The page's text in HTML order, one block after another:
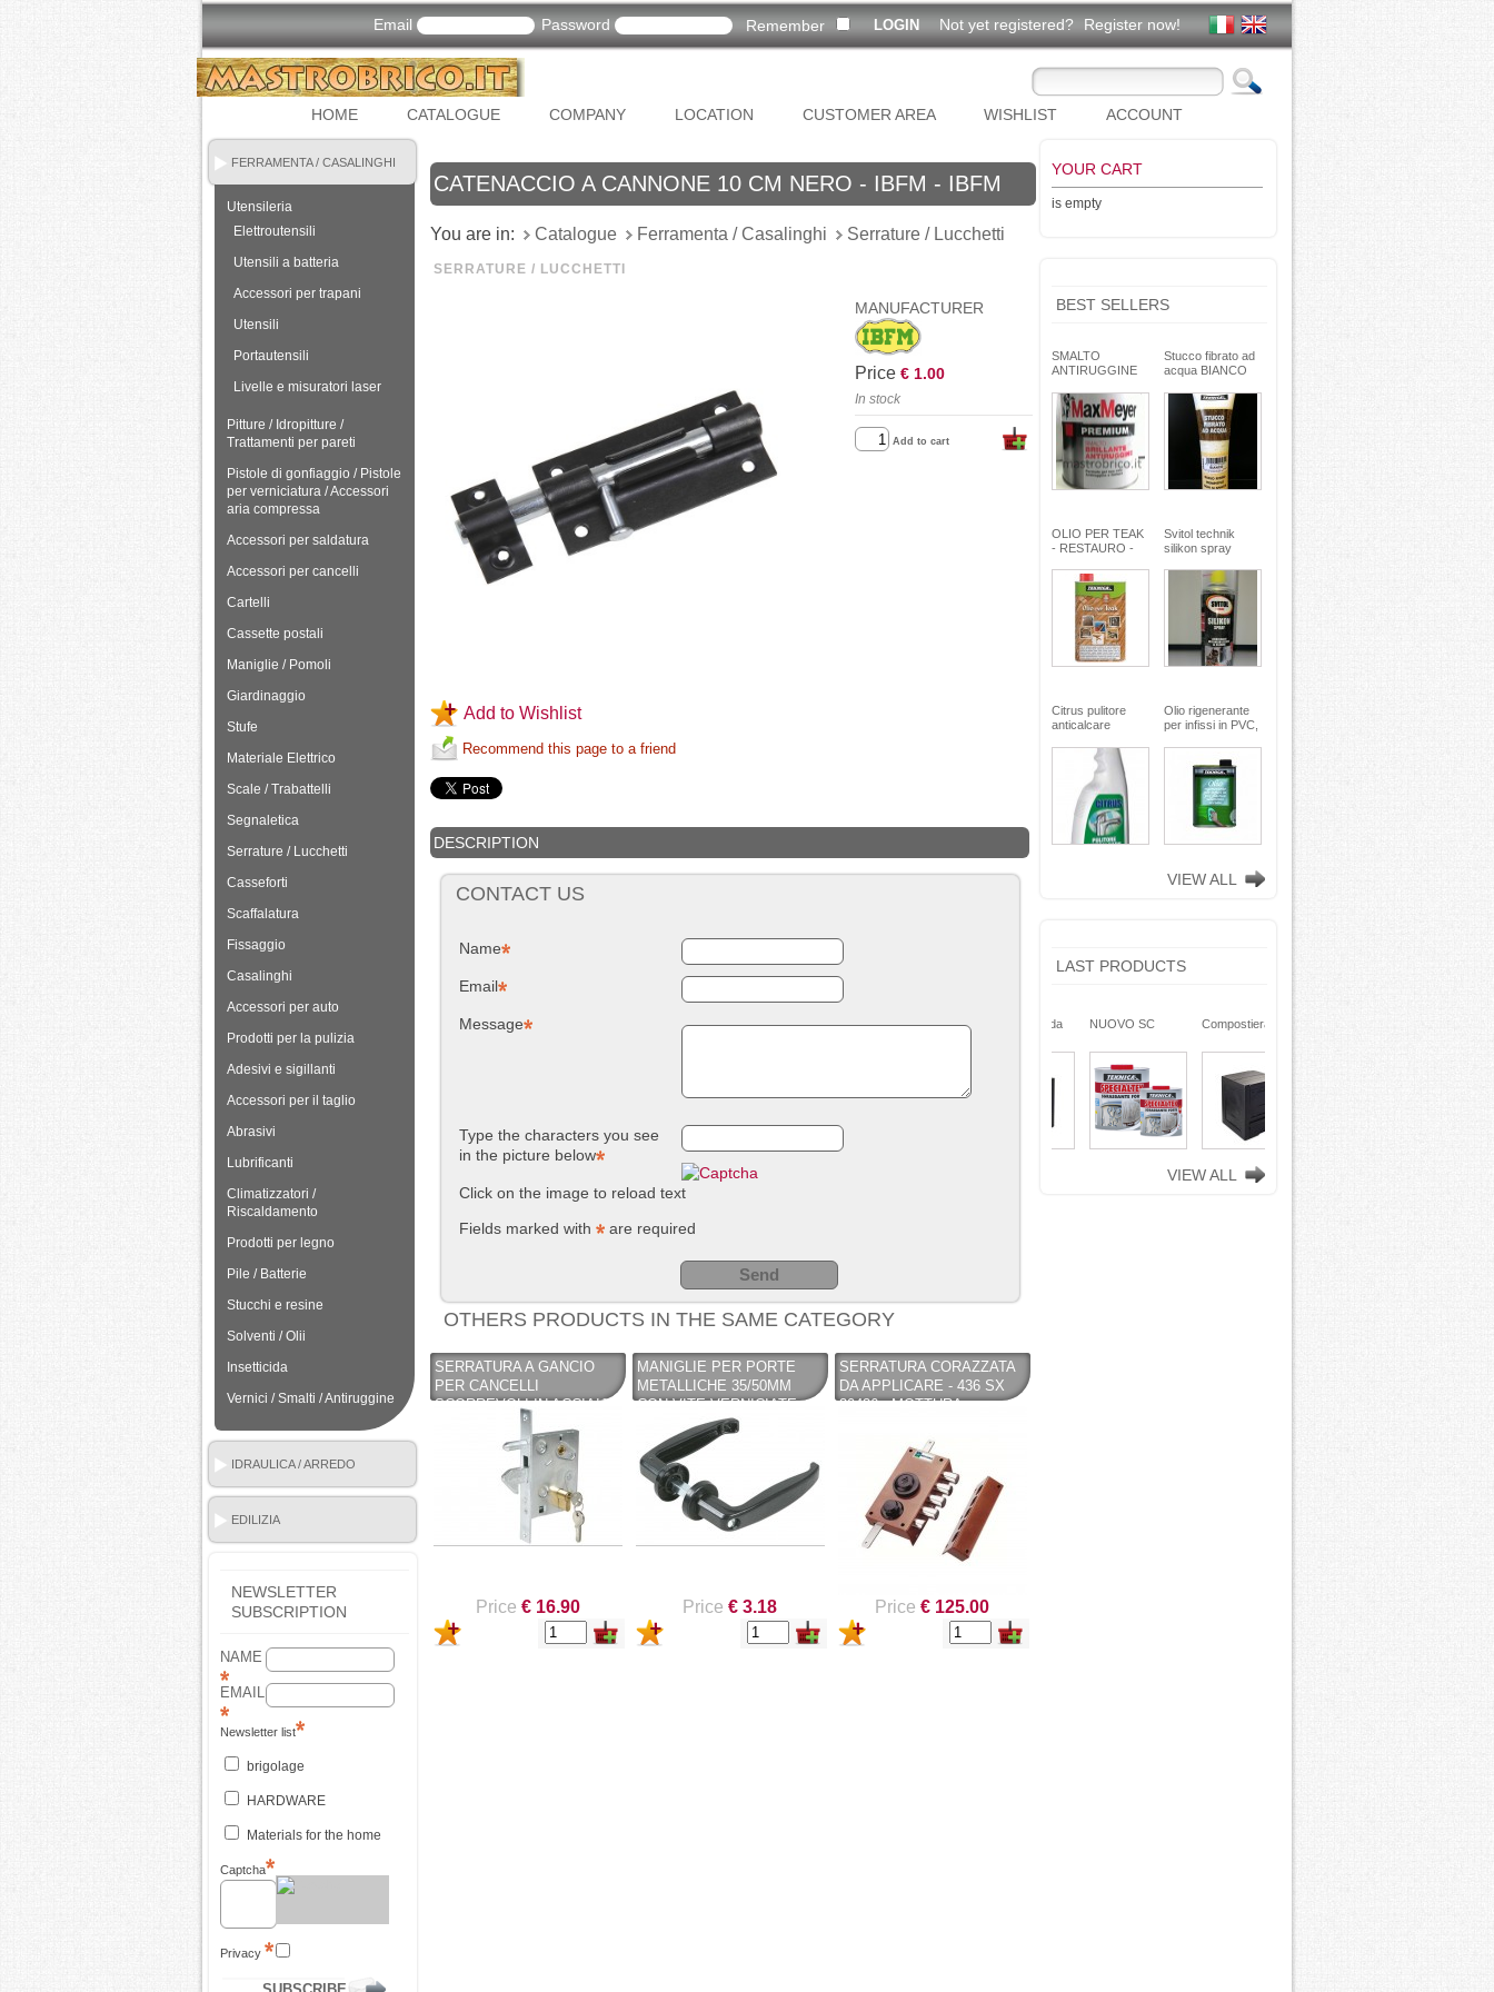
Email Password Remember Not yet registered? Register now!
HOME CATALOGUE COMPANY LOCATION CUSTOMER AREA WISHLIST ACCOUNT
FERRAMENTA / CASALINGHI
Utensileria
Elettroutensili
Utensili a batteria
Accessori per trapani
Utensili
Portautensili
Livelle e misuratori laser
Pitture / Idropitture /
Trattamenti per pareti
Pistole di gonfiaggio / Pistole
per verniciatura / Accessori
aria compressa
Accessori per saldatura
Accessori per cancelli
Cartelli
Cassette postali
Maniglie / Pomoli
Giardinaggio
Stufe
Materiale Elettrico
Scale / Trabattelli
Segnaletica
Serrature / Lucchetti
Casseforti
Scaffalatura
Fissaggio
Casalinghi
Accessori per auto
Prodotti per la pulizia
Adesivi e sigillanti
Accessori per il taglio
Abrasivi
Lubrificanti
Climatizzatori /
Riscaldamento
Prodotti per legno
Pile / Batterie
Stucchi e resine
Solventi / Olii
Insetticida
Vernici / Smalti / Antiruggine
IDRAULICA / ARREDO
BAGNO
EDILIZIA
NEWSLETTER
SUBSCRIPTION
NAME
EMAIL
Newsletter list
brigolage
HARDWARE
Materials for the home
Captcha
Privacy
CATENACCIO A CANNONE 10 CM NERO - IBFM - IBFM
You are in: Catalogue Ferramenta / Casalinghi Serrature / Lucchetti
SERRATURE / LUCCHETTI
Add to Wishlist
Recommend this page to a friend
MANUFACTURER
Price € 1.00
In stock
Add to cart
DESCRIPTION
CONTACT US
Name
Email
Message
Type the characters you see
in the picture below
Click on the image to reload text
Fields marked with
are required
OTHERS PRODUCTS IN THE SAME CATEGORY
SERRATURA A GANCIO
PER CANCELLI
SCORREVOLI IN ACCIAIO
ZINCATO - IBFM - IBFM
Price € 16.90
MANIGLIE PER PORTE
METALLICHE 35/50MM
CON VITE VERNICIATE
NERE IBFM - IBFM
Price € 3.18
SERRATURA CORAZZATA
DA APPLICARE - 436 SX
30436 - MOTTURA
Price € 125.00
YOUR CART
is empty
BEST SELLERS
SMALTO
ANTIRUGGINE
gel - non cola -
Max Meyer
Stucco fibrato ad
acqua BIANCO
riempitivo non si
spacca -
TEKNICA
OLIO PER TEAK
- RESTAURO -
di oli pregiati -
MaxMeyer -
TEKNICA
Svitol technik
silikon spray
Citrus pulitore
anticalcare
con nebulizzatore
- faren industrie
chimiche spa
Olio rigenerante
per infissi in PVC,
TEKNICA -
TEKNICA
VIEW ALL
LAST PRODUCTS
NUOVO SC
TEKNICA
Compostiera da
TOOMAX
NUOVO SC
sverniciatore
universale - tre
pini (COPY) -
TEKNICA
Compostiera da
plastica riciclata
260 Lt. nero
TOOMAX
VIEW ALL